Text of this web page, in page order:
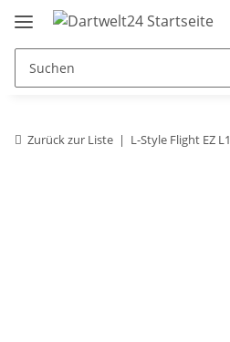
Zurück zur Liste L-Style Flight EZ L1